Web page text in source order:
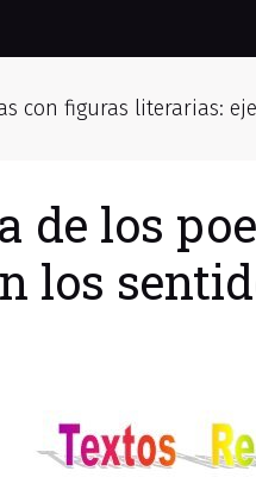
con figuras literarias:
de los
los